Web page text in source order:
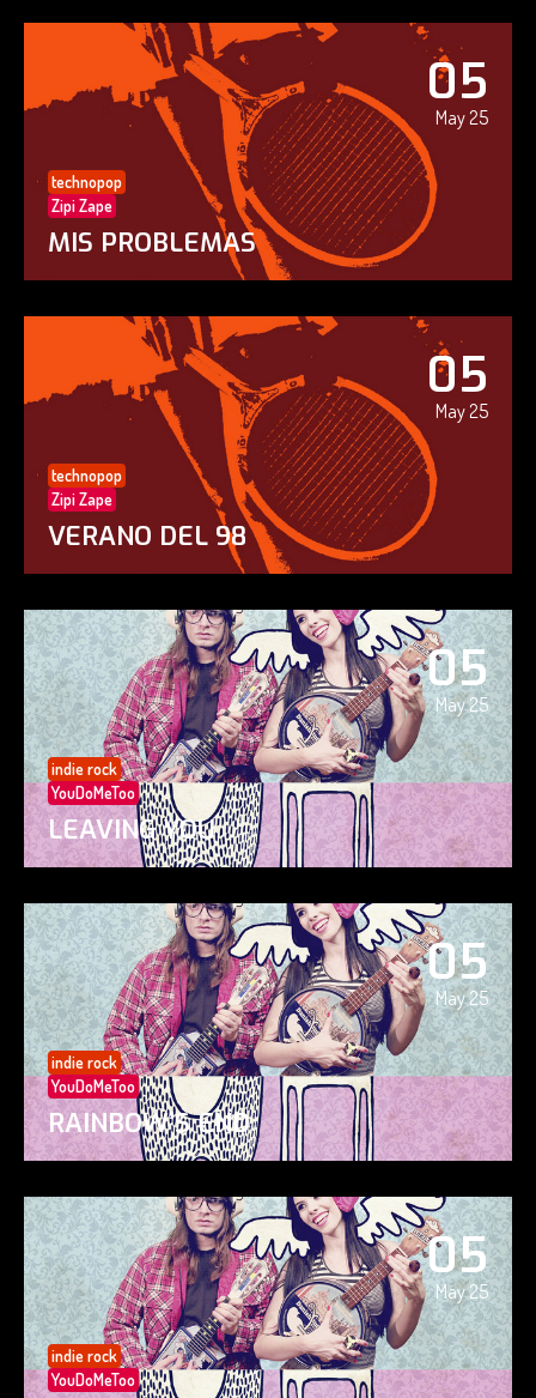
05
May 25
technopop
Zipi Zape
MIS PROBLEMAS
05
May 25
technopop
Zipi Zape
VERANO DEL 98
05
May 25
indie rock
YouDoMeToo
LEAVING YOU
05
May 25
indie rock
YouDoMeToo
RAINBOW’S END
05
May 25
indie rock
YouDoMeToo